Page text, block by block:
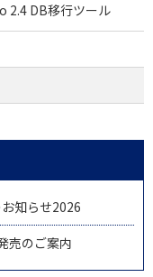
DB移行ツール
知らせ2026
売のご案内